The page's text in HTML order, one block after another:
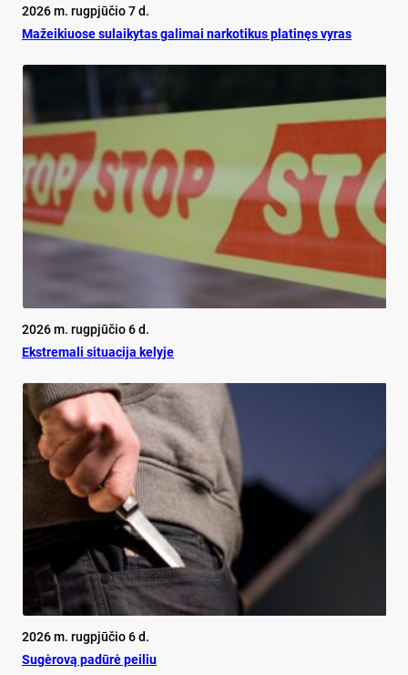
2026 m. rugpjūčio 7 d.
Mažeikiuose sulaikytas galimai narkotikus platinęs vyras
2026 m. rugpjūčio 6 d.
Ekst­re­ma­li si­tua­ci­ja ke­ly­je
2026 m. rugpjūčio 6 d.
Su­gė­ro­vą pa­dū­rė pei­liu